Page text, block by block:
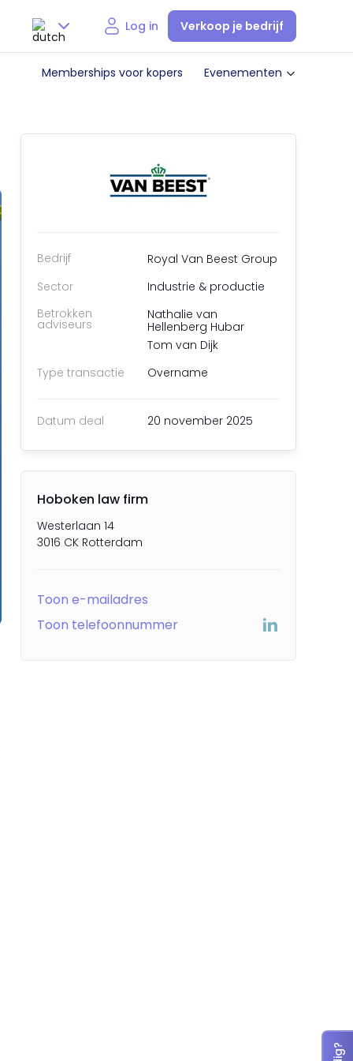
Nederlands
Log in Verkoop je bedrijf
Memberships voor kopers Evenementen
Bedrijf
Royal Van Beest Group
Sector
Industrie & productie
Betrokken
adviseurs
Nathalie van
Hellenberg Hubar
Tom van Dijk
Type transactie
Overname
Datum deal 20 november 2025
Hoboken law firm
Westerlaan 14
3016 CK Rotterdam
Toon e-mailadres
Toon telefoonnummer